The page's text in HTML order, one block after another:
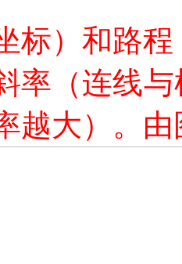
标）和路
率（连线与
越大）。